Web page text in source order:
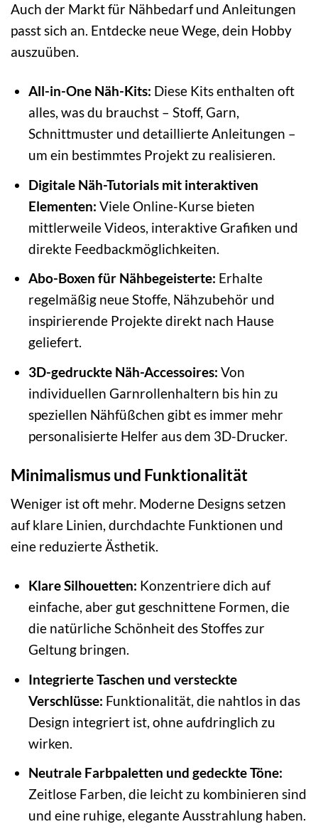
Auch der Markt für Nähbedarf und Anleitungen
passt sich an. Entdecke neue Wege, dein Hobby
auszuüben.
All-in-One Näh-Kits: Diese Kits enthalten oft
alles, was du brauchst – Stoff, Garn,
Schnittmuster und detaillierte Anleitungen –
um ein bestimmtes Projekt zu realisieren.
Digitale Näh-Tutorials mit interaktiven
Elementen: Viele Online-Kurse bieten
mittlerweile Videos, interaktive Grafiken und
direkte Feedbackmöglichkeiten.
Abo-Boxen für Nähbegeisterte: Erhalte
regelmäßig neue Stoffe, Nähzubehör und
inspirierende Projekte direkt nach Hause
geliefert.
3D-gedruckte Näh-Accessoires: Von
individuellen Garnrollenhaltern bis hin zu
speziellen Nähfüßchen gibt es immer mehr
personalisierte Helfer aus dem 3D-Drucker.
Minimalismus und Funktionalität
Weniger ist oft mehr. Moderne Designs setzen
auf klare Linien, durchdachte Funktionen und
eine reduzierte Ästhetik.
Klare Silhouetten: Konzentriere dich auf
einfache, aber gut geschnittene Formen, die
die natürliche Schönheit des Stoffes zur
Geltung bringen.
Integrierte Taschen und versteckte
Verschlüsse: Funktionalität, die nahtlos in das
Design integriert ist, ohne aufdringlich zu
wirken.
Neutrale Farbpaletten und gedeckte Töne:
Zeitlose Farben, die leicht zu kombinieren sind
und eine ruhige, elegante Ausstrahlung haben.